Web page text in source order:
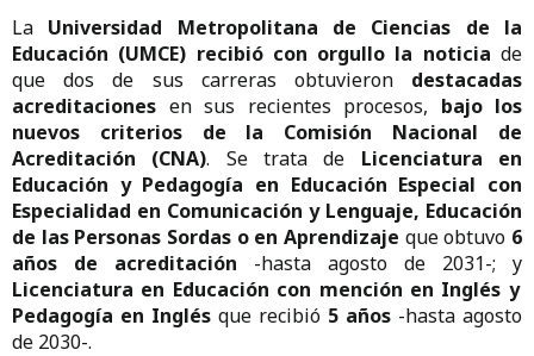
La Universidad Metropolitana de Ciencias de la
Educación (UMCE) recibió con orgullo la noticia de
que dos de sus carreras obtuvieron destacadas
acreditaciones en sus recientes procesos, bajo los
nuevos criterios de la Comisión Nacional de
Acreditación (CNA). Se trata de Licenciatura en
Educación y Pedagogía en Educación Especial con
Especialidad en Comunicación y Lenguaje, Educación
de las Personas Sordas o en Aprendizaje que obtuvo 6
años de acreditación -hasta agosto de 2031-; y
Licenciatura en Educación con mención en Inglés y
Pedagogía en Inglés que recibió 5 años -hasta agosto
de 2030-.